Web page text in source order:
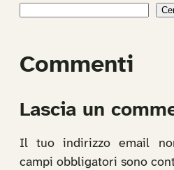
Commenti
Lascia un
Il tuo indirizzo email
campi obbligatori sono